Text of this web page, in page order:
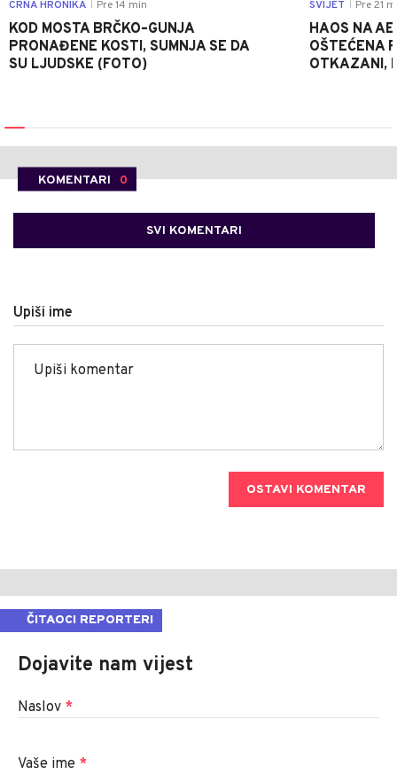
CRNA HRONIKA Pre 14 min
KOD MOSTA BRČKO–GUNJA
PRONAĐENE KOSTI, SUMNJA SE DA
SU LJUDSKE (FOTO)
SVIJET Pre 21
HAOS NA
OŠTEĆENA
OTKAZANI,
KOMENTARI 0
SVI KOMENTARI
Upiši ime
OSTAVI KOMENTAR
ČITAOCI REPORTERI
Dojavite nam vijest
Naslov *
Vaše ime *